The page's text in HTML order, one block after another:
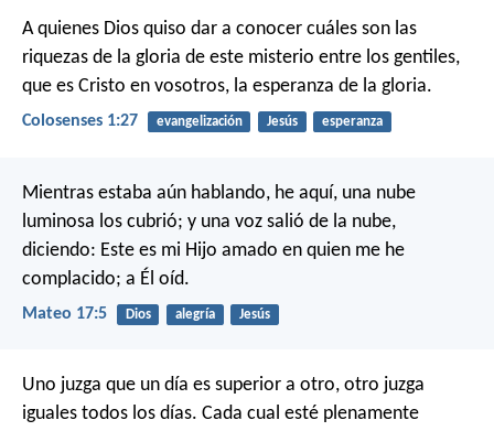
A quienes Dios quiso dar a conocer cuáles son las
riquezas de la gloria de este misterio entre los gentiles,
que es Cristo en vosotros, la esperanza de la gloria.
Colosenses 1:27 evangelización Jesús esperanza
Mientras estaba aún hablando, he aquí, una nube
luminosa los cubrió; y una voz salió de la nube,
diciendo: Este es mi Hijo amado en quien me he
complacido; a Él oíd.
Mateo 17:5 Dios alegría Jesús
Uno juzga que un día es superior a otro, otro juzga
iguales todos los días. Cada cual esté plenamente